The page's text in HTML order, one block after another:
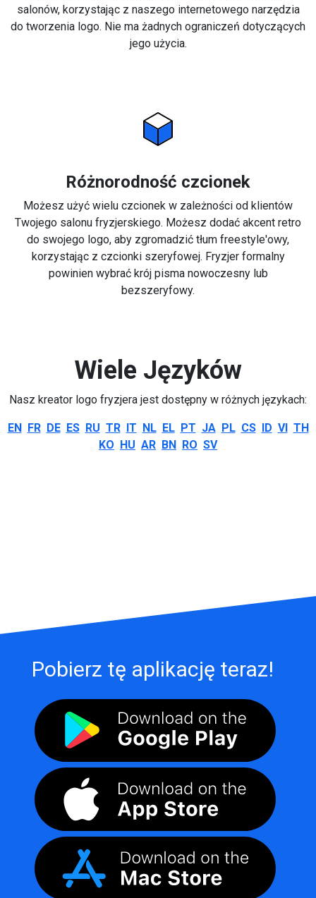
salonów, korzystając z naszego internetowego narzędzia
do tworzenia logo. Nie ma żadnych ograniczeń dotyczących
jego użycia.
Różnorodność czcionek
Możesz użyć wielu czcionek w zależności od klientów
Twojego salonu fryzjerskiego. Możesz dodać akcent retro
do swojego logo, aby zgromadzić tłum freestyle'owy,
korzystając z czcionki szeryfowej. Fryzjer formalny
powinien wybrać krój pisma nowoczesny lub
bezszeryfowy.
Wiele Języków
Nasz kreator logo fryzjera jest dostępny w różnych językach:
EN FR DE ES RU TR IT NL EL PT JA PL CS ID VI TH
KO HU AR BN RO SV
Pobierz tę aplikację teraz!